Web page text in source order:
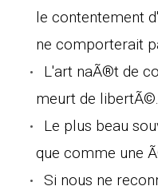
le contentement
ne comporterait
L'art naÃ®t de
meurt de libertÃ©.
Le plus beau
que comme une
Si nous ne